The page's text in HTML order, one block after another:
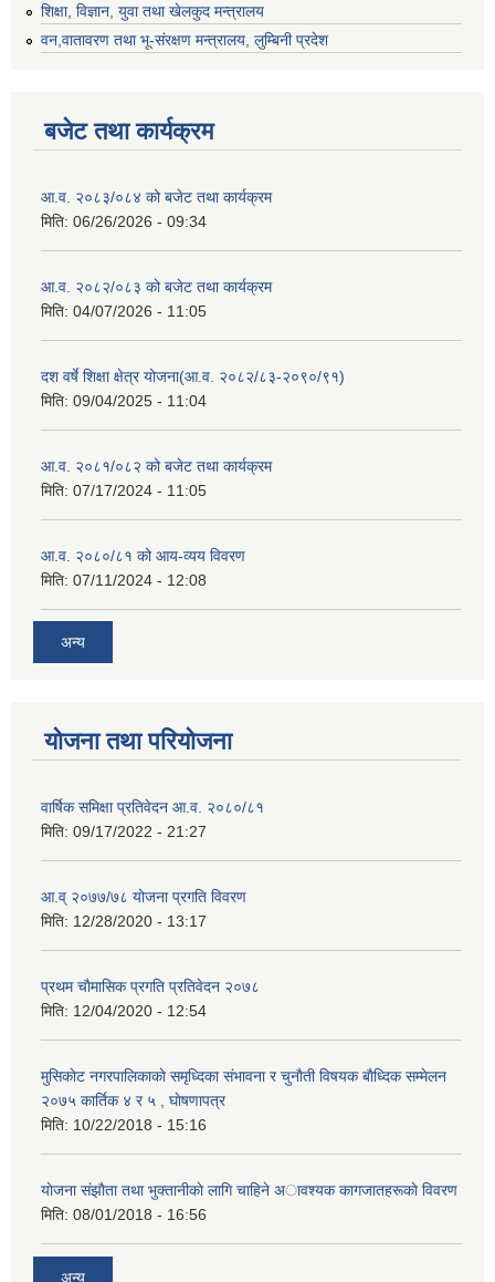
शिक्षा, विज्ञान, युवा तथा खेलकुद मन्‍‍त्रालय
वन,वातावरण तथा भू-संरक्षण मन्त्रालय, लुम्बिनी प्रदेश
बजेट तथा कार्यक्रम
आ.व. २०८३/०८४ को बजेट तथा कार्यक्रम
मिति: 06/26/2026 - 09:34
आ.व. २०८२/०८३ को बजेट तथा कार्यक्रम
मिति: 04/07/2026 - 11:05
दश वर्षे शिक्षा क्षेत्र योजना(आ.व. २०८२/८३-२०९०/९१)
मिति: 09/04/2025 - 11:04
आ.व. २०८१/०८२ को बजेट तथा कार्यक्रम
मिति: 07/17/2024 - 11:05
आ.व. २०८०/८१ को आय-व्यय विवरण
मिति: 07/11/2024 - 12:08
अन्य
योजना तथा परियोजना
वार्षिक समिक्षा प्रतिवेदन आ.व. २०८०/८१
मिति: 09/17/2022 - 21:27
आ.व् २०७७/७८ योजना प्रगति विवरण
मिति: 12/28/2020 - 13:17
प्रथम चाैमासिक प्रगति प्रतिवेदन २०७८
मिति: 12/04/2020 - 12:54
मुसिकाेट नगरपालिकाकाे समृध्दिका संभावना र चुनाैती विषयक बाैध्दिक सम्मेलन
२०७५ कार्तिक ४ र ५ , घाेषणापत्र
मिति: 10/22/2018 - 15:16
याेजना संझाैता तथा भुक्तानीकाे लागि चाहिने अावश्यक कागजातहरूकाे विवरण
मिति: 08/01/2018 - 16:56
अन्य